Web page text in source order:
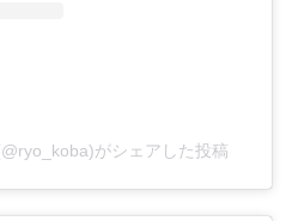
がシェアした投稿